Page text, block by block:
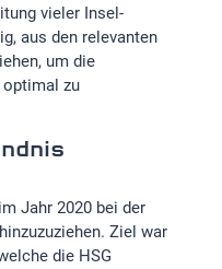
vieler Insel-
aus den relevanten
um die
zu
Jahr 2020 bei der
Ziel war
die HSG